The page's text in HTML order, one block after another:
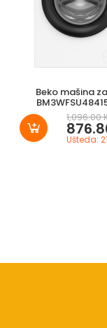
Beko mašina
1,096.00
Ušteda: